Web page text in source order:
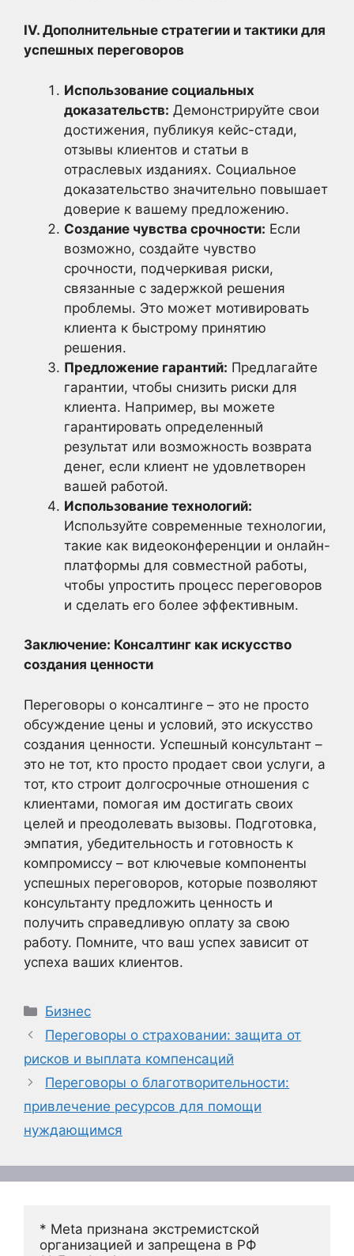
IV. Дополнительные стратегии и тактики для
успешных переговоров
Использование социальных
доказательств: Демонстрируйте свои
достижения, публикуя кейс-стади,
отзывы клиентов и статьи в
отраслевых изданиях. Социальное
доказательство значительно повышает
доверие к вашему предложению.
Создание чувства срочности: Если
возможно, создайте чувство
срочности, подчеркивая риски,
связанные с задержкой решения
проблемы. Это может мотивировать
клиента к быстрому принятию
решения.
Предложение гарантий: Предлагайте
гарантии, чтобы снизить риски для
клиента. Например, вы можете
гарантировать определенный
результат или возможность возврата
денег, если клиент не удовлетворен
вашей работой.
Использование технологий:
Используйте современные технологии,
такие как видеоконференции и онлайн-
платформы для совместной работы,
чтобы упростить процесс переговоров
и сделать его более эффективным.
Заключение: Консалтинг как искусство
создания ценности
Переговоры о консалтинге – это не просто
обсуждение цены и условий, это искусство
создания ценности. Успешный консультант –
это не тот, кто просто продает свои услуги, а
тот, кто строит долгосрочные отношения с
клиентами, помогая им достигать своих
целей и преодолевать вызовы. Подготовка,
эмпатия, убедительность и готовность к
компромиссу – вот ключевые компоненты
успешных переговоров, которые позволяют
консультанту предложить ценность и
получить справедливую оплату за свою
работу. Помните, что ваш успех зависит от
успеха ваших клиентов.
Рубрики
Бизнес
Переговоры о страховании: защита от
рисков и выплата компенсаций
Переговоры о благотворительности:
привлечение ресурсов для помощи
нуждающимся
* Meta признана экстремистской
организацией и запрещена в РФ